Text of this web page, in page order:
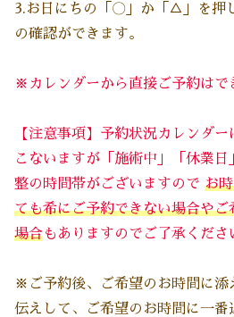
3.お日にちの「〇」か「△」を押
の確認ができます。
※カレンダーから直接ご予約はで
【注意事項】予約状況カレンダ
こないますが「施術中」「休業
整の時間帯がございますので お
ても希にご予約できない場合やご
場合もありますのでご了承くださ
※ご予約後、ご希望のお時間に添
伝えして、ご希望のお時間に一